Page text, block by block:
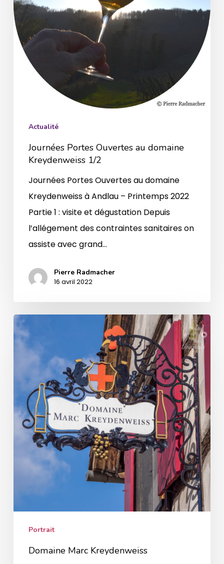
1/2
Actualité
Journées Portes Ouvertes au domaine
Kreydenweiss 1/2
Journées Portes Ouvertes au domaine
Kreydenweiss à Andlau – Printemps 2022
Partie 1 : visite et dégustation Depuis
l’allégement des contraintes sanitaires on
assiste avec grand…
Pierre Radmacher
16 avril 2022
Domaine
Marc
Kreydenweiss
Portrait
Domaine Marc Kreydenweiss